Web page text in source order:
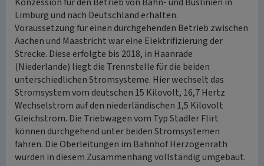
Limburg und nach Deutschland erhalten.
Voraussetzung für einen durchgehenden Betrieb zwischen
Aachen und Maastricht war eine Elektrifizierung der
Strecke. Diese erfolgte bis 2018, in Haanrade
(Niederlande) liegt die Trennstelle für die beiden
unterschiedlichen Stromsysteme. Hier wechselt das
Stromsystem vom deutschen 15 Kilovolt, 16,7 Hertz
Wechselstrom auf den niederländischen 1,5 Kilovolt
Gleichstrom. Die Triebwagen vom Typ Stadler Flirt
können durchgehend unter beiden Stromsystemen
fahren. Die Oberleitungen im Bahnhof Herzogenrath
wurden in diesem Zusammenhang vollständig umgebaut.